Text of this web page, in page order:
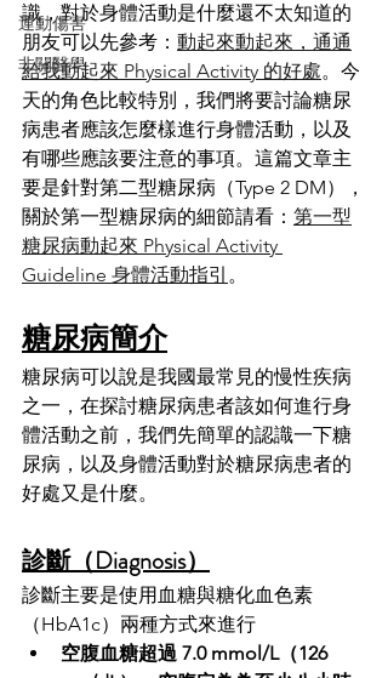
運動傷害
非關醫學
識，對於身體活動是什麼還不太知道的
朋友可以先參考： 動起來動起來，通通
給我動起來 Physical Activity 的好處。今
天的角色比較特別，我們將要討論糖尿
病患者應該怎麼樣進行身體活動，以及
有哪些應該要注意的事項。這篇文章主
要是針對第二型糖尿病（Type 2 DM），
關於第一型糖尿病的細節請看： 第一型
糖尿病動起來 Physical Activity
Guideline 身體活動指引 。
糖尿病簡介
糖尿病可以說是我國最常見的慢性疾病
之一，在探討糖尿病患者該如何進行身
體活動之前，我們先簡單的認識一下糖
尿病，以及身體活動對於糖尿病患者的
好處又是什麼。
診斷（Diagnosis）
診斷主要是使用血糖與糖化血色素
（HbA1c）兩種方式來進行
空腹血糖超過 7.0 mmol/L（126